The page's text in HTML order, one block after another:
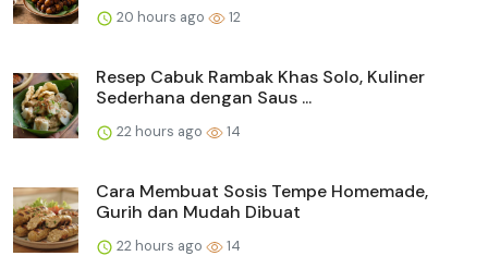
20 hours ago 12
Resep Cabuk Rambak Khas Solo, Kuliner
Sederhana dengan Saus ...
22 hours ago 14
Cara Membuat Sosis Tempe Homemade,
Gurih dan Mudah Dibuat
22 hours ago 14